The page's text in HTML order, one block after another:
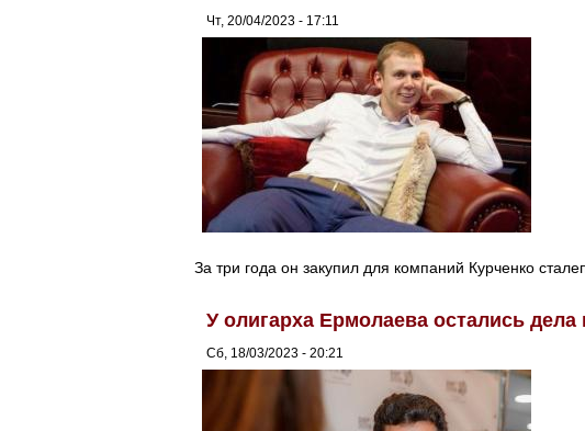
Чт, 20/04/2023 - 17:11
За три года он закупил для компаний Курченко
У олигарха Ермолаева остались дела
Сб, 18/03/2023 - 20:21